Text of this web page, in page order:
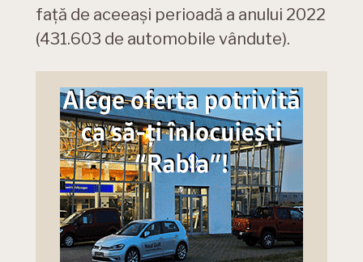
față de aceeași perioadă a anului 2022
(431.603 de automobile vândute).